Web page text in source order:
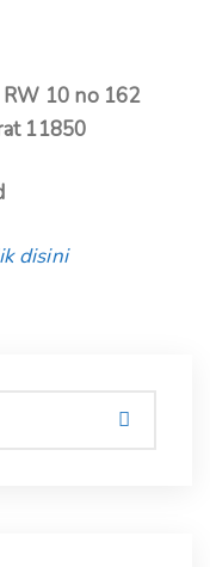
RW 10 no 162
11850
disini